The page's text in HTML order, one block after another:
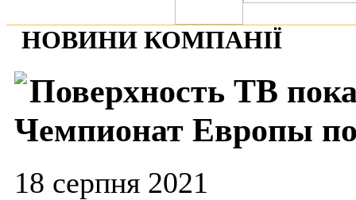
НОВИНИ КОМПАНІЇ
Поверхность ТВ
Чемпионат Европы
18 серпня 2021